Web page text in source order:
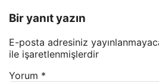
Bir yanıt yazın
E-posta adresiniz
ile işaretlenmişlerdir
Yorum *